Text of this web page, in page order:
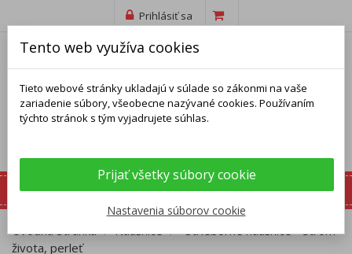
Prihlásiť sa
Úvodná stránka Náušnice
Strieborné náušnice - strom
života, perleť
Tento web využíva cookies
Tieto webové stránky ukladajú v súlade so zákonmi na vaše
zariadenie súbory, všeobecne nazývané cookies. Používaním
týchto stránok s tým vyjadrujete súhlas.
Prijať všetky súbory cookie
Nastavenia súborov cookie